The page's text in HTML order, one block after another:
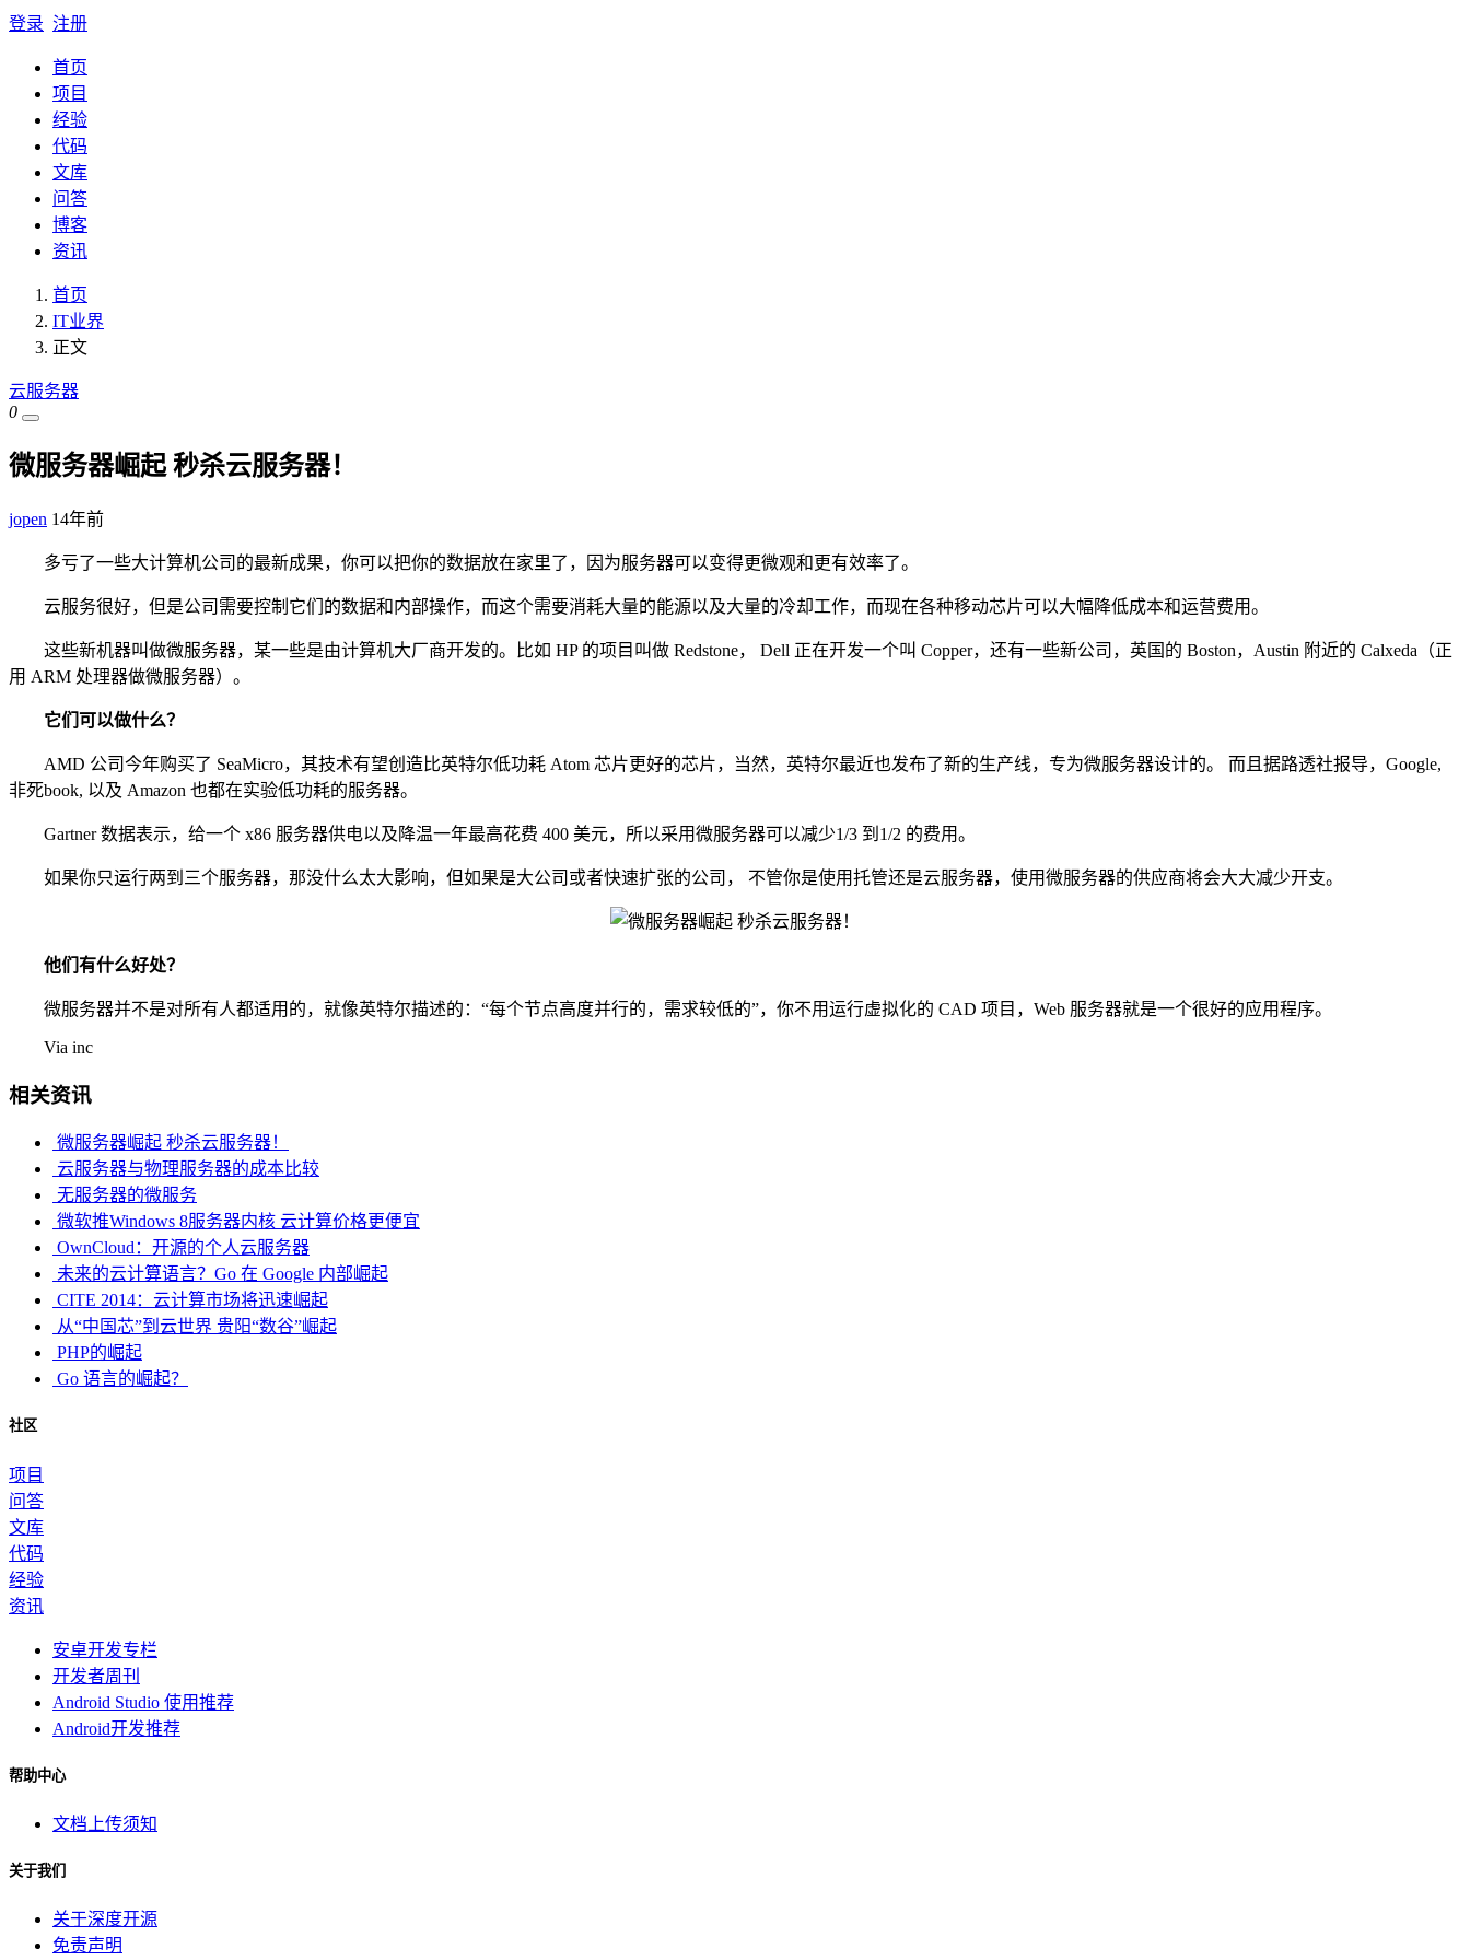
登录 注册
首页
项目
经验
代码
文库
问答
博客
资讯
首页
IT业界
正文
云服务器
0
微服务器崛起 秒杀云服务器！
jopen 14年前
多亏了一些大计算机公司的最新成果，你可以把你的数据放在家里了，因为服务器可以变得更微观和更有效率了。
云服务很好，但是公司需要控制它们的数据和内部操作，而这个需要消耗大量的能源以及大量的冷却工作，而现在各种移动芯片可以大幅降低成本和运营费用。
这些新机器叫做微服务器，某一些是由计算机大厂商开发的。比如 HP 的项目叫做 Redstone， Dell 正在开发一个叫 Copper，还有一些新公司，英国的 Boston，Austin 附近的 Calxeda（正
用 ARM 处理器做微服务器）。
它们可以做什么？
AMD 公司今年购买了 SeaMicro，其技术有望创造比英特尔低功耗 Atom 芯片更好的芯片，当然，英特尔最近也发布了新的生产线，专为微服务器设计的。 而且据路透社报导，Google,
非死book, 以及 Amazon 也都在实验低功耗的服务器。
Gartner 数据表示，给一个 x86 服务器供电以及降温一年最高花费 400 美元，所以采用微服务器可以减少1/3 到1/2 的费用。
如果你只运行两到三个服务器，那没什么太大影响，但如果是大公司或者快速扩张的公司， 不管你是使用托管还是云服务器，使用微服务器的供应商将会大大减少开支。
他们有什么好处？
微服务器并不是对所有人都适用的，就像英特尔描述的：“每个节点高度并行的，需求较低的”，你不用运行虚拟化的 CAD 项目，Web 服务器就是一个很好的应用程序。
Via inc
相关资讯
微服务器崛起 秒杀云服务器！
云服务器与物理服务器的成本比较
无服务器的微服务
微软推Windows 8服务器内核 云计算价格更便宜
OwnCloud：开源的个人云服务器
未来的云计算语言？Go 在 Google 内部崛起
CITE 2014：云计算市场将迅速崛起
从“中国芯”到云世界 贵阳“数谷”崛起
PHP的崛起
Go 语言的崛起？
社区
项目
问答
文库
代码
经验
资讯
安卓开发专栏
开发者周刊
Android Studio 使用推荐
Android开发推荐
帮助中心
文档上传须知
关于我们
关于深度开源
免责声明